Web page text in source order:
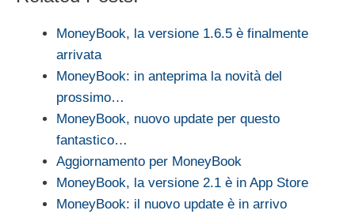
MoneyBook, la versione 1.6.5 è finalmente
arrivata
MoneyBook: in anteprima la novità del
prossimo…
MoneyBook, nuovo update per questo
fantastico…
Aggiornamento per MoneyBook
MoneyBook, la versione 2.1 è in App Store
MoneyBook: il nuovo update è in arrivo